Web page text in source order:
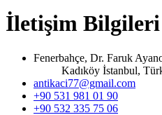
İletişim Bilgileri
Fenerbahçe, Dr. Faruk
Kadıköy İstanbul,
antikaci77@gmail.com
+90 531 981 01 90
+90 532 335 75 06